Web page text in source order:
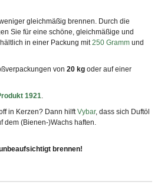
gleichmäßig brennen. Durch die
Sie für eine schöne, gleichmäßige und
in einer Packung mit250 Gramm und
von 20 kg oder auf einer
1921
in Kerzen? Dann hilftVybar, dass sich Duftöl
dem (Bienen-)Wachs haften.
brennen!